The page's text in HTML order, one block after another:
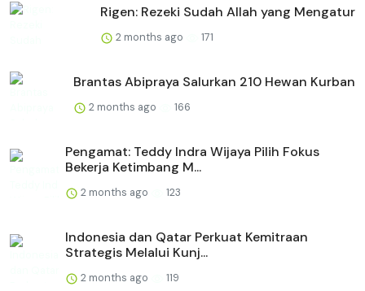
Rigen: Rezeki Sudah Allah yang Mengatur
2 months ago 171
Brantas Abipraya Salurkan 210 Hewan Kurban
2 months ago 166
Pengamat: Teddy Indra Wijaya Pilih Fokus
Bekerja Ketimbang M...
2 months ago 123
Indonesia dan Qatar Perkuat Kemitraan
Strategis Melalui Kunj...
2 months ago 119